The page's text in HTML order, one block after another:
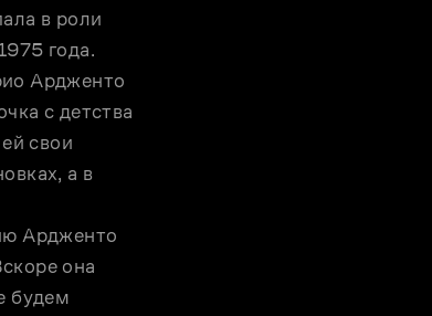
в роли
года.
Ардженто
с детства
свои
а в
Ардженто
она
будем